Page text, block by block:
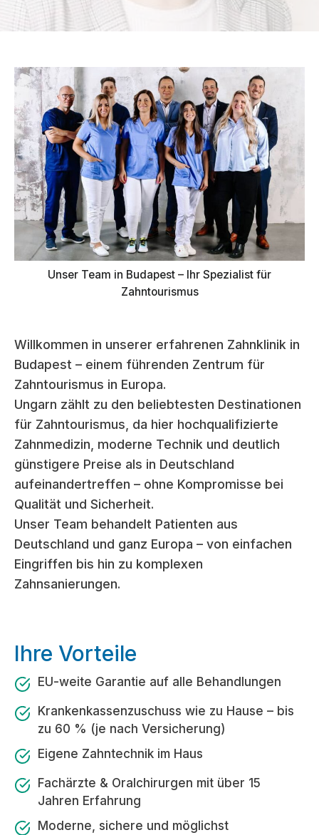
Unser Team in Budapest – Ihr Spezialist für
Zahntourismus
Willkommen in unserer erfahrenen Zahnklinik in
Budapest – einem führenden Zentrum für
Zahntourismus in Europa.
Ungarn zählt zu den beliebtesten Destinationen
für Zahntourismus, da hier hochqualifizierte
Zahnmedizin, moderne Technik und deutlich
günstigere Preise als in Deutschland
aufeinandertreffen – ohne Kompromisse bei
Qualität und Sicherheit.
Unser Team behandelt Patienten aus
Deutschland und ganz Europa – von einfachen
Eingriffen bis hin zu komplexen
Zahnsanierungen.
Ihre Vorteile
EU-weite Garantie auf alle Behandlungen
Krankenkassenzuschuss wie zu Hause – bis
zu 60 % (je nach Versicherung)
Eigene Zahntechnik im Haus
Fachärzte & Oralchirurgen mit über 15
Jahren Erfahrung
Moderne, sichere und möglichst